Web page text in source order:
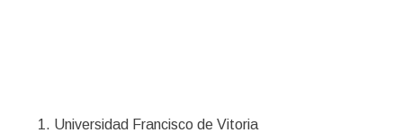
Universidad Francisco de Vitoria